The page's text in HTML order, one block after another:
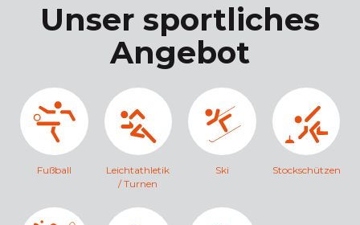
Unser sportliches
Angebot
Fußball
Leichtathletik
/ Turnen
Ski Stockschützen